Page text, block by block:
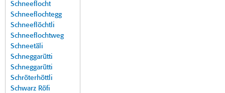
Schneeflocht
Schneeflochtegg
Schneeflöchtli
Schneeflochtweg
Schneetäli
Schneggarütti
Schneggarütti
Schröterhöttli
Schwarz Röfi